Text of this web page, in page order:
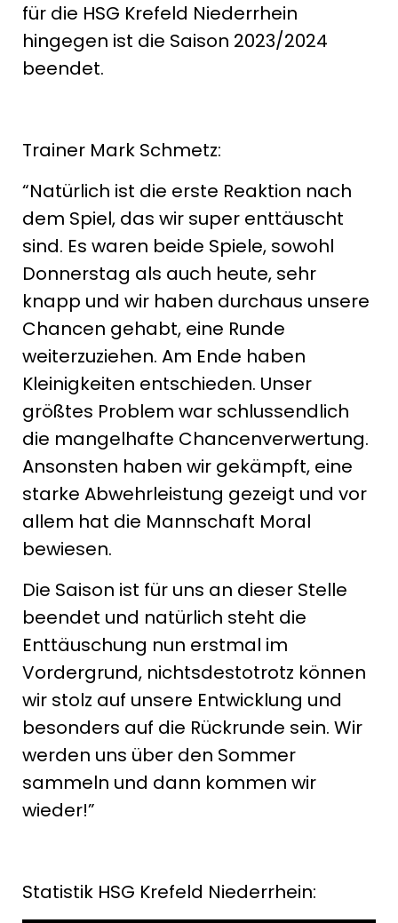
für die HSG Krefeld Niederrhein
hingegen ist die Saison 2023/2024
beendet.
Trainer Mark Schmetz:
“Natürlich ist die erste Reaktion nach
dem Spiel, das wir super enttäuscht
sind. Es waren beide Spiele, sowohl
Donnerstag als auch heute, sehr
knapp und wir haben durchaus unsere
Chancen gehabt, eine Runde
weiterzuziehen. Am Ende haben
Kleinigkeiten entschieden. Unser
größtes Problem war schlussendlich
die mangelhafte Chancenverwertung.
Ansonsten haben wir gekämpft, eine
starke Abwehrleistung gezeigt und vor
allem hat die Mannschaft Moral
bewiesen.
Die Saison ist für uns an dieser Stelle
beendet und natürlich steht die
Enttäuschung nun erstmal im
Vordergrund, nichtsdestotrotz können
wir stolz auf unsere Entwicklung und
besonders auf die Rückrunde sein. Wir
werden uns über den Sommer
sammeln und dann kommen wir
wieder!”
Statistik HSG Krefeld Niederrhein: